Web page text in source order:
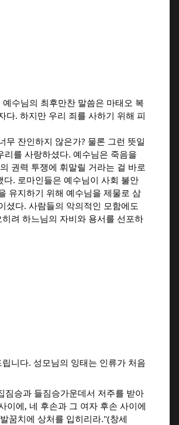
수님의 최후만찬 말씀은 마태오 복
다. 하지만 우리 죄를 사하기 위해 피
잔인하지 않은가? 물론 그런 뜻일
를 사랑하셨다. 예수님은 죽음을
권력 투쟁에 휘말릴 거라는 걸 바로
. 로마인들은 예수님이 사회 불안
유지하기 위해 예수님을 제물로 삼
셨다. 사람들의 악의적인 모함에도
려 하느님의 자비와 용서를 선포하
니다. 성모님의 잉태는 인류가 처음
짐승과 들짐승가운데서 저주를 받아
이에, 네 후손과 그 여자 후손 사이에
꿈치에 상처를 입히리라."(창세